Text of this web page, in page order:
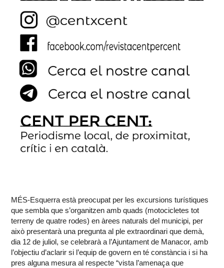
MÉS-Esquerra està preocupat per les excursions turístiques
que sembla que s’organitzen amb quads (motocicletes tot
terreny de quatre rodes) en àrees naturals del municipi, per
això presentarà una pregunta al ple extraordinari que demà,
dia 12 de juliol, se celebrarà a l’Ajuntament de Manacor, amb
l’objectiu d’aclarir si l’equip de govern en té constància i si ha
pres alguna mesura al respecte “vista l’amenaça que